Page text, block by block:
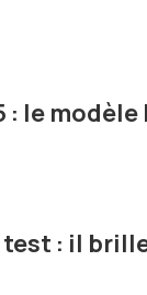
: le
test : il